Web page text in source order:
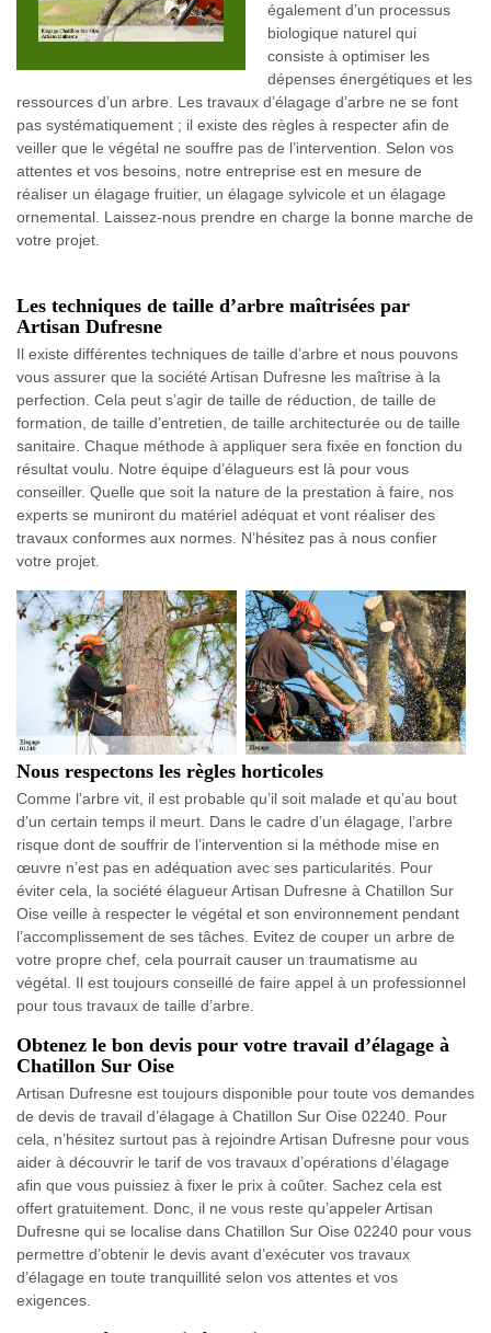
également d’un processus
biologique naturel qui
consiste à optimiser les
dépenses énergétiques et les
ressources d’un arbre. Les travaux d’élagage d’arbre ne se font
pas systématiquement ; il existe des règles à respecter afin de
veiller que le végétal ne souffre pas de l’intervention. Selon vos
attentes et vos besoins, notre entreprise est en mesure de
réaliser un élagage fruitier, un élagage sylvicole et un élagage
ornemental. Laissez-nous prendre en charge la bonne marche de
votre projet.
Les techniques de taille d’arbre maîtrisées par
Artisan Dufresne
Il existe différentes techniques de taille d’arbre et nous pouvons
vous assurer que la société Artisan Dufresne les maîtrise à la
perfection. Cela peut s’agir de taille de réduction, de taille de
formation, de taille d’entretien, de taille architecturée ou de taille
sanitaire. Chaque méthode à appliquer sera fixée en fonction du
résultat voulu. Notre équipe d’élagueurs est là pour vous
conseiller. Quelle que soit la nature de la prestation à faire, nos
experts se muniront du matériel adéquat et vont réaliser des
travaux conformes aux normes. N’hésitez pas à nous confier
votre projet.
Nous respectons les règles horticoles
Comme l’arbre vit, il est probable qu’il soit malade et qu’au bout
d’un certain temps il meurt. Dans le cadre d’un élagage, l’arbre
risque dont de souffrir de l’intervention si la méthode mise en
œuvre n’est pas en adéquation avec ses particularités. Pour
éviter cela, la société élagueur Artisan Dufresne à Chatillon Sur
Oise veille à respecter le végétal et son environnement pendant
l’accomplissement de ses tâches. Evitez de couper un arbre de
votre propre chef, cela pourrait causer un traumatisme au
végétal. Il est toujours conseillé de faire appel à un professionnel
pour tous travaux de taille d’arbre.
Obtenez le bon devis pour votre travail d’élagage à
Chatillon Sur Oise
Artisan Dufresne est toujours disponible pour toute vos demandes
de devis de travail d’élagage à Chatillon Sur Oise 02240. Pour
cela, n’hésitez surtout pas à rejoindre Artisan Dufresne pour vous
aider à découvrir le tarif de vos travaux d’opérations d’élagage
afin que vous puissiez à fixer le prix à coûter. Sachez cela est
offert gratuitement. Donc, il ne vous reste qu’appeler Artisan
Dufresne qui se localise dans Chatillon Sur Oise 02240 pour vous
permettre d’obtenir le devis avant d’exécuter vos travaux
d’élagage en toute tranquillité selon vos attentes et vos
exigences.